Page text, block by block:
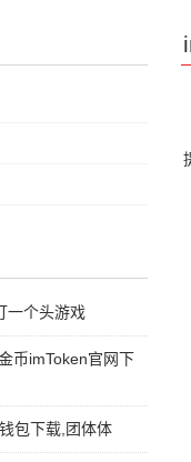
一个头游戏
币imToken官网下
包下载,团体体